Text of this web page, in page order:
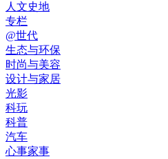
人文史地
专栏
@世代
生态与环保
时尚与美容
设计与家居
光影
科玩
科普
汽车
心事家事